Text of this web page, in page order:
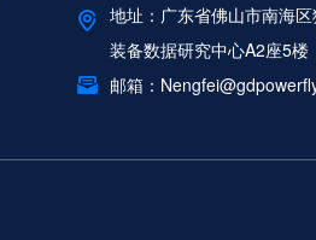
地址：广东省佛山市南海
装备数据研究中心A2座5楼
邮箱：